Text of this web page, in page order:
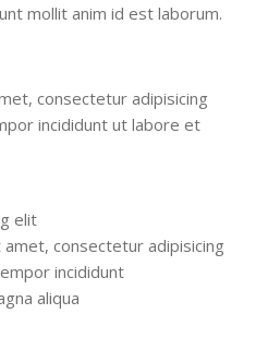
mollit anim id est laborum.
consectetur adipisicing
incididunt ut labore et
elit
consectetur adipisicing
incididunt
aliqua